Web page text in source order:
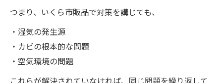
つまり、いくら市販品で対策を講じても、
・湿気の発生源
・カビの根本的な問題
・空気環境の問題